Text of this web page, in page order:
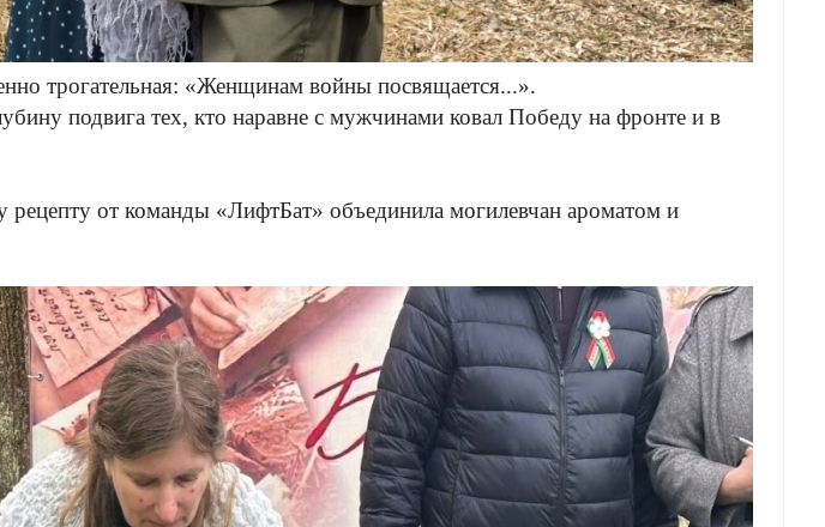
трогательная: «Женщинам войны посвящается...».
подвига тех, кто наравне с мужчинами ковал Победу на фронте и в
от команды «ЛифтБат» объединила могилевчан ароматом и